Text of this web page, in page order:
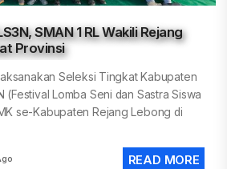
SMAN 1 RL Wakili Rejang
Provinsi
Seleksi Tingkat Kabupaten
(Festival Lomba Seni dan Sastra Siswa
se-Kabupaten Rejang Lebong di
READ MORE